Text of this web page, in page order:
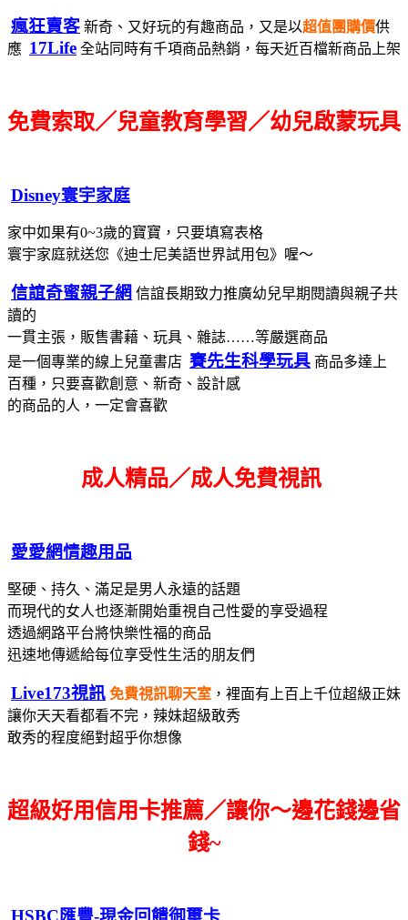
瘋狂賣客 新奇、又好玩的有趣商品，又是以超值團購價供
應 17Life 全站同時有千項商品熱銷，每天近百檔新商品上架
免費索取／兒童教育學習／幼兒啟蒙玩具
Disney寰宇家庭
家中如果有0~3歲的寶寶，只要填寫表格
寰宇家庭就送您《迪士尼美語世界試用包》喔～
信誼奇蜜親子網 信誼長期致力推廣幼兒早期閱讀與親子共
讀的
一貫主張，販售書藉、玩具、雜誌……等嚴選商品
是一個專業的線上兒童書店 賽先生科學玩具 商品多達上
百種，只要喜歡創意、新奇、設計感
的商品的人，一定會喜歡
成人精品／成人免費視訊
愛愛網情趣用品
堅硬、持久、滿足是男人永遠的話題
而現代的女人也逐漸開始重視自己性愛的享受過程
透過網路平台將快樂性福的商品
迅速地傳遞給每位享受性生活的朋友們
Live173視訊 免費視訊聊天室 ，裡面有上百上千位超級正妹
讓你天天看都看不完，辣妹超級敢秀
敢秀的程度絕對超乎你想像
超級好用信用卡推薦／讓你～邊花錢邊省
錢~
HSBC匯豐-現金回饋御璽卡